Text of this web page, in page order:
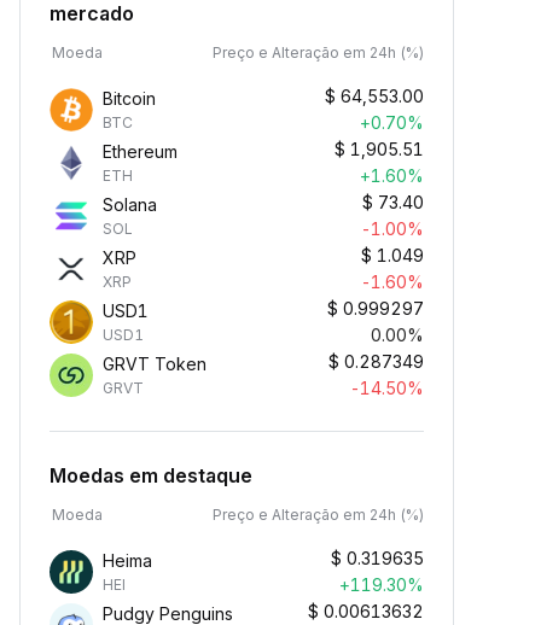
mercado
Moeda Preço e Alteração em 24h (%)
Bitcoin
BTC
$ 64,553.00
+0.70%
Ethereum
ETH
$ 1,905.51
+1.60%
Solana
SOL
$ 73.40
-1.00%
XRP
XRP
$ 1.049
-1.60%
USD1
USD1
$ 0.999297
0.00%
GRVT Token
GRVT
$ 0.287349
-14.50%
Moedas em destaque
Moeda Preço e Alteração em 24h (%)
Heima
HEI
$ 0.319635
+119.30%
Pudgy Penguins
$ 0.00613632